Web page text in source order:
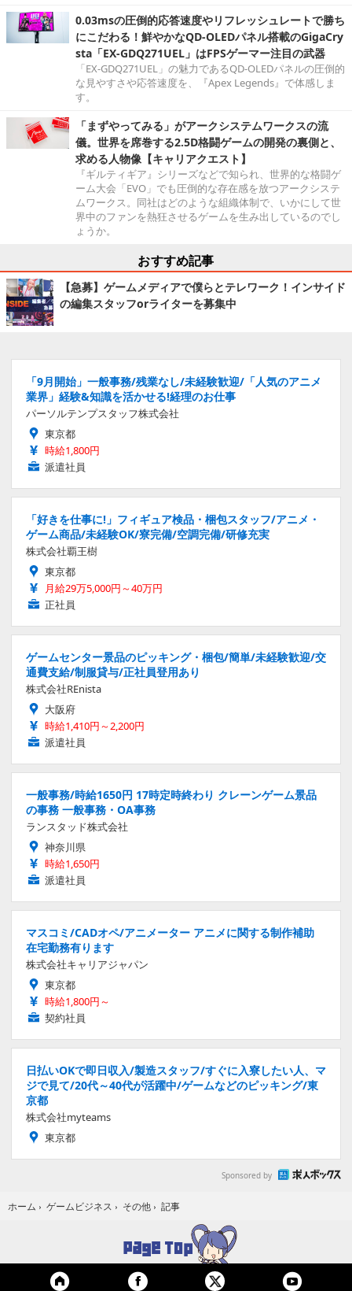
0.03msの圧倒的応答速度やリフレッシュレートで勝ち
にこだわる！鮮やかなQD-OLEDパネル搭載のGigaCry
sta「EX-GDQ271UEL」はFPSゲーマー注目の武器
「EX-GDQ271UEL」の魅力であるQD-OLEDパネルの圧倒的
な見やすさや応答速度を、『Apex Legends』で体感しま
す。
「まずやってみる」がアークシステムワークスの流
儀。世界を席巻する2.5D格闘ゲームの開発の裏側と、
求める人物像【キャリアクエスト】
『ギルティギア』シリーズなどで知られ、世界的な格闘ゲ
ーム大会「EVO」でも圧倒的な存在感を放つアークシステ
ムワークス。同社はどのような組織体制で、いかにして世
界中のファンを熱狂させるゲームを生み出しているのでし
ょうか。
おすすめ記事
【急募】ゲームメディアで僕らとテレワーク！インサイド
の編集スタッフorライターを募集中
「9月開始」一般事務/残業なし/未経験歓迎/「人気のアニメ
業界」経験&知識を活かせる!経理のお仕事
パーソルテンプスタッフ株式会社
東京都
時給1,800円
派遣社員
「好きを仕事に!」フィギュア検品・梱包スタッフ/アニメ・
ゲーム商品/未経験OK/寮完備/空調完備/研修充実
株式会社覇王樹
東京都
月給29万5,000円～40万円
正社員
ゲームセンター景品のピッキング・梱包/簡単/未経験歓迎/交
通費支給/制服貸与/正社員登用あり
株式会社REnista
大阪府
時給1,410円～2,200円
派遣社員
一般事務/時給1650円 17時定時終わり クレーンゲーム景品
の事務 一般事務・OA事務
ランスタッド株式会社
神奈川県
時給1,650円
派遣社員
マスコミ/CADオペ/アニメーター アニメに関する制作補助
在宅勤務有ります
株式会社キャリアジャパン
東京都
時給1,800円～
契約社員
日払いOKで即日収入/製造スタッフ/すぐに入寮したい人、マ
ジで見て/20代～40代が活躍中/ゲームなどのピッキング/東
京都
株式会社myteams
東京都
Sponsored by
ホーム › ゲームビジネス › その他 › 記事